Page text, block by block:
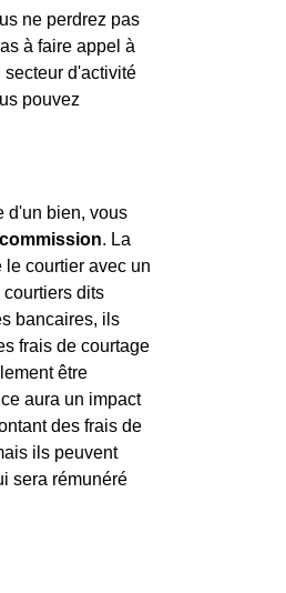
ne perdrez pas
à faire appel à
d'activité
pouvez
d'un bien, vous
commission. La
le courtier avec un
dits
bancaires, ils
frais de courtage
être
aura un impact
des frais de
ils peuvent
sera rémunéré